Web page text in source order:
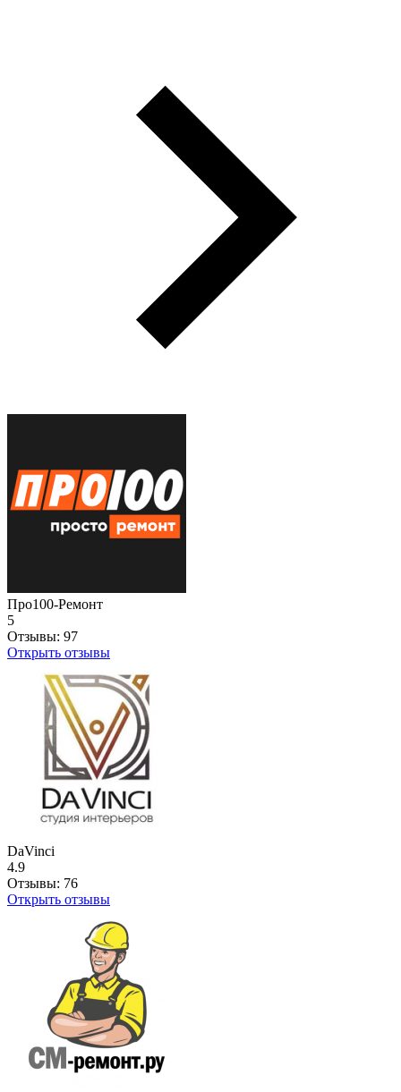
Про100-Ремонт
5
Отзывы: 97
Открыть отзывы
DaVinci
4.9
Отзывы: 76
Открыть отзывы